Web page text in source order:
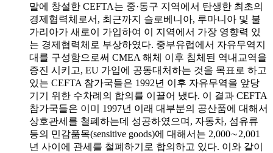
말에 창설한 CEFTA는 중·동구 지역에서 탄생한 최초의
경제협력체로서, 최근까지 슬로베니아, 루마니아 및 불
가리아가 새로이 가입하여 이 지역에서 가장 영향력 있
는 경제협력체로 부상하였다. 중부유럽에서 자유무역지
대를 구성함으로써 CMEA 해체 이후 침체된 역내교역을
증진 시키고, EU 가입에 공동대처하는 것을 목표로 하고
있는 CEFTA 참가국들은 1992년 이후 자유무역을 앞당
기기 위한 수차례의 합의를 이끌어 냈다. 이 결과 CEFTA
참가국들은 이미 1997년 이래 대부분의 공산품에 대해서
상호관세를 철폐하는데 성공하였으며, 자동차, 섬유류
등의 민감품목(sensitive goods)에 대해서는 2,000∼2,001
년 사이에 관세를 철폐하기로 합의하고 있다. 이와 같이